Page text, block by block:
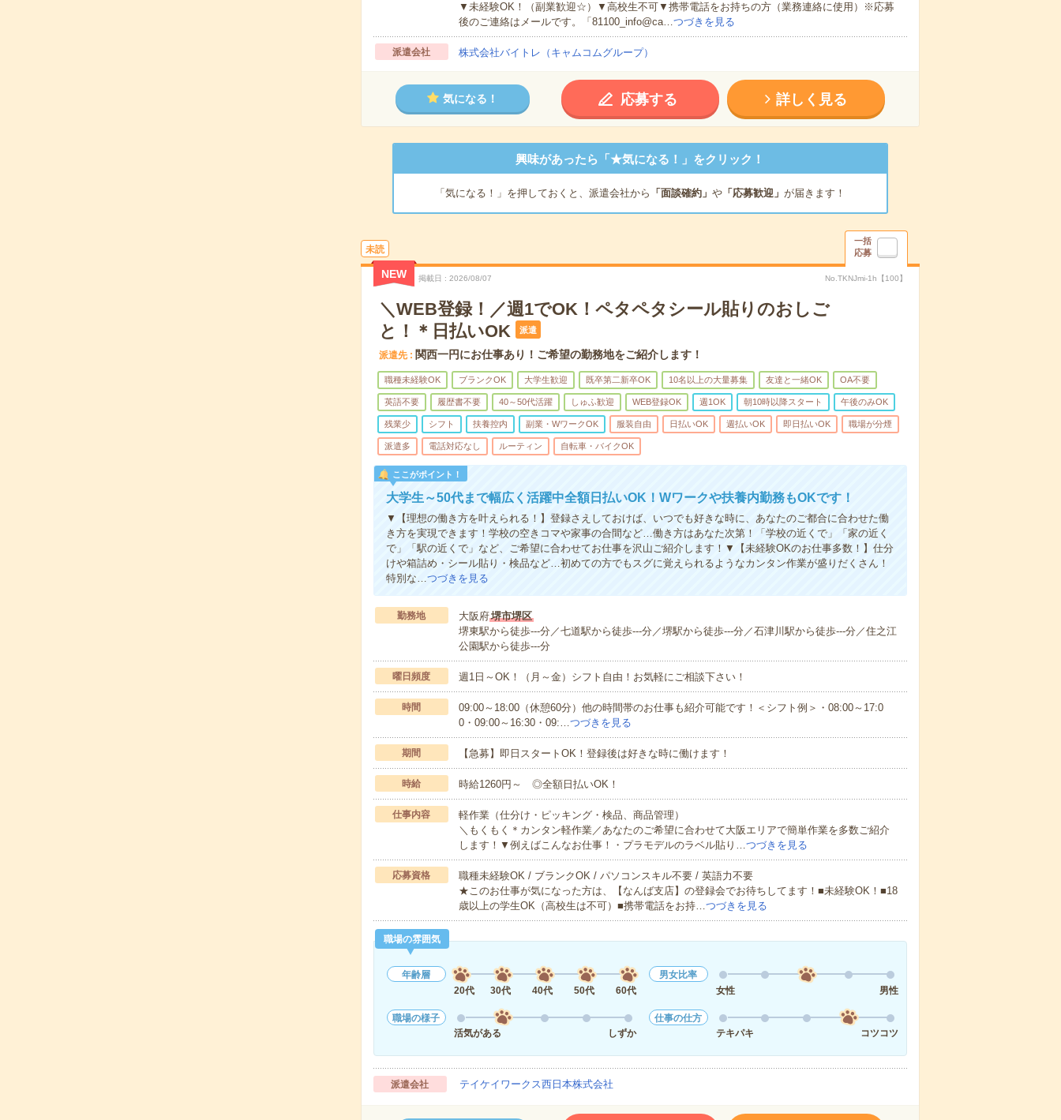
▼未経験OK！（副業歓迎☆）▼高校生不可▼携帯電話をお持ちの方（業務連絡に使用）※応募
後のご連絡はメールです。「81100_info@ca…つづきを見る
派遣会社 株式会社バイトレ（キャムコムグループ）
気になる！ 応募する 詳しく見る
興味があったら「★気になる！」をクリック！
「気になる！」を押しておくと、派遣会社から 「面談確約」 や「応募歓迎」 が届きます！
未読
一括
応募
NEW 掲載日 2026/08/07 No.TKNJmi-1h【100】
＼WEB登録！／週1でOK！ペタペタシール貼りのおしご
と！＊日払いOK
派遣
派遣先 関西一円にお仕事あり！ご希望の勤務地をご紹介します！
職種未経験OK ブランクOK 大学生歓迎 既卒第二新卒OK 10名以上の大量募集 友達と一緒OK OA不要
英語不要 履歴書不要 40～50代活躍 しゅふ歓迎 WEB登録OK 週1OK 朝10時以降スタート 午後のみOK
残業少 シフト 扶養控内 副業・WワークOK 服装自由 日払いOK 週払いOK 即日払いOK 職場が分煙
派遣多 電話対応なし ルーティン 自転車・バイクOK
ここがポイント！
大学生～50代まで幅広く活躍中全額日払いOK！Wワークや扶養内勤務もOKです！
▼【理想の働き方を叶えられる！】登録さえしておけば、いつでも好きな時に、あなたのご都合に合わせた働
き方を実現できます！学校の空きコマや家事の合間など…働き方はあなた次第！「学校の近くで」「家の近く
で」「駅の近くで」など、ご希望に合わせてお仕事を沢山ご紹介します！▼【未経験OKのお仕事多数！】仕分
けや箱詰め・シール貼り・検品など…初めての方でもスグに覚えられるようなカンタン作業が盛りだくさん！
特別な…つづきを見る
勤務地 大阪府堺市堺区
堺東駅から徒歩---分／七道駅から徒歩---分／堺駅から徒歩---分／石津川駅から徒歩---分／住之江
公園駅から徒歩---分
曜日頻度 週1日～OK！（月～金）シフト自由！お気軽にご相談下さい！
時間
09:00～18:00（休憩60分）他の時間帯のお仕事も紹介可能です！＜シフト例＞・08:00～17:0
0・09:00～16:30・09:…つづきを見る
期間 【急募】即日スタートOK！登録後は好きな時に働けます！
時給 時給1260円～ ◎全額日払いOK！
仕事内容
軽作業（仕分け・ピッキング・検品、商品管理）
＼もくもく＊カンタン軽作業／あなたのご希望に合わせて大阪エリアで簡単作業を多数ご紹介
します！▼例えばこんなお仕事！・プラモデルのラベル貼り…つづきを見る
応募資格
職種未経験OK / ブランクOK / パソコンスキル不要 / 英語力不要
★このお仕事が気になった方は、【なんば支店】の登録会でお待ちしてます！■未経験OK！■18
歳以上の学生OK（高校生は不可）■携帯電話をお持…つづきを見る
職場の雰囲気
年齢層
20代
30代 40代 50代 60代
男女比率
女性
男性
職場の様子
活気がある
しずか
仕事の仕方
テキパキ
コツコツ
派遣会社 テイケイワークス西日本株式会社